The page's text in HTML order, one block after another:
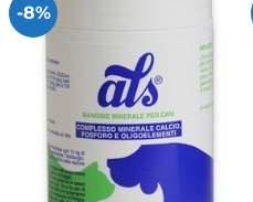
-8%